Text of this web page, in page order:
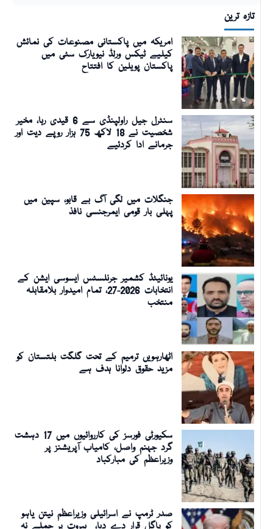
تازہ ترین
امریکہ میں پاکستانی مصنوعات کی نمائش
کیلیے ٹیکس ورلڈ نیویارک سٹی میں
پاکستان پویلین کا افتتاح
سنٹرل جیل راولپنڈی سے 6 قیدی رہا، مخیر
شخصیت نے 18 لاکھ 75 ہزار روپے دیت اور
جرمانے ادا کردئیے
جنگلات میں لگی آگ بے قابو، سپین میں
پہلی بار قومی ایمرجنسی نافذ
یونائیٹڈ کشمیر جرنلسٹس ایسوسی ایشن کے
انتخابات 2026-27، تمام امیدوار بلامقابلہ
منتخب
اٹھارہویں ترمیم کے تحت گلگت بلتستان کو
مزید حقوق دلوانا ہدف ہے
سکیورٹی فورسز کی کارروائیوں میں 17 دہشت
گرد جہنم واصل، کامیاب آپریشنز پر
وزیراعظم کی مبارکباد
صدر ٹرمپ نے اسرائیلی وزیراعظم نیتن یاہو